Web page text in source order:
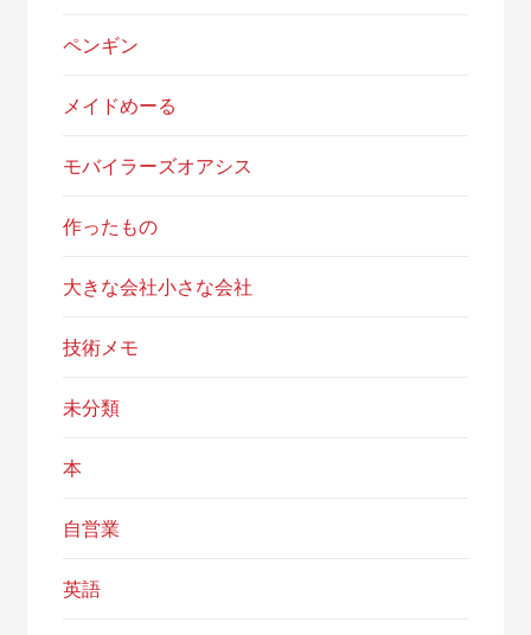
ペンギン
メイドめーる
モバイラーズオアシス
作ったもの
大きな会社小さな会社
技術メモ
未分類
本
自営業
英語